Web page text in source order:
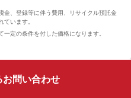
金、登録等に伴う費用、リサイクル預託金
ています。
定の条件を付した価格になります。
お問い合わせ